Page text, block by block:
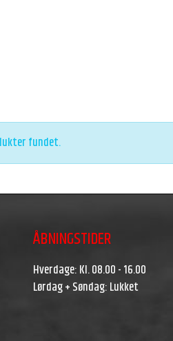
fundet.
ÅBNINGSTIDER
Hverdage: Kl. 08.00 - 16.00
Lørdag + Søndag: Lukket